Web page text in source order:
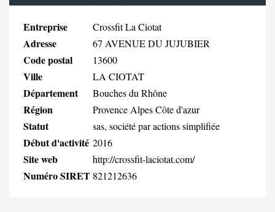
Entreprise Crossfit La Ciotat
Adresse 67 AVENUE DU JUJUBIER
Code postal 13600
Ville LA CIOTAT
Département Bouches du Rhône
Région Provence Alpes Côte d'azur
Statut sas, société par actions simplifiée
Début d'activité 2016
Site web http://crossfit-laciotat.com/
Numéro SIRET 821212636